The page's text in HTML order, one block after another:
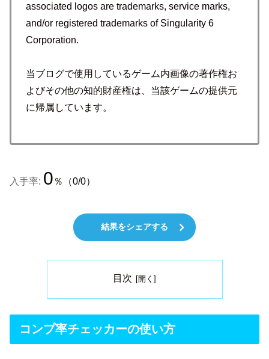
associated logos are trademarks, service marks,
and/or registered trademarks of Singularity 6
Corporation.
当ブログで使用しているゲーム内画像の著作権お
よびその他の知的財産権は、当該ゲームの提供元
に帰属しています。
入手率: 0 ％（0/0）
結果をシェアする
目次
コンプ率チェッカーの使い方